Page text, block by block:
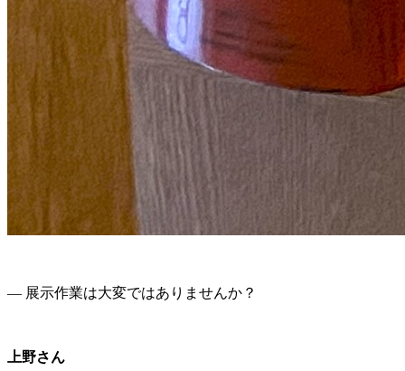
― 展示作業は大変ではありませんか？
上野さん